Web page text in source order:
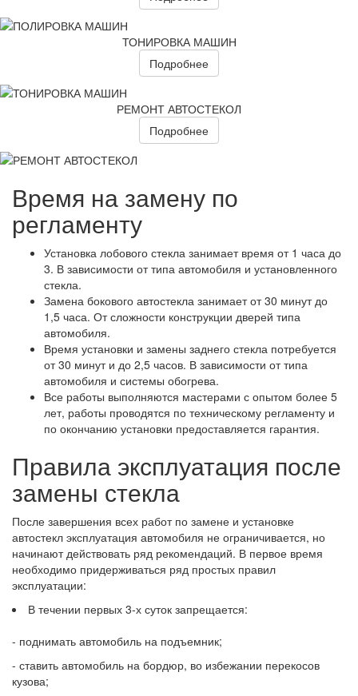
ТОНИРОВКА МАШИН
Подробнее
РЕМОНТ АВТОСТЕКОЛ
Подробнее
Время на замену по
регламенту
Установка лобового стекла занимает время от 1 часа до
3. В зависимости от типа автомобиля и установленного
стекла.
Замена бокового автостекла занимает от 30 минут до
1,5 часа. От сложности конструкции дверей типа
автомобиля.
Время установки и замены заднего стекла потребуется
от 30 минут и до 2,5 часов. В зависимости от типа
автомобиля и системы обогрева.
Все работы выполняются мастерами с опытом более 5
лет, работы проводятся по техническому регламенту и
по окончанию установки предоставляется гарантия.
Правила эксплуатация после
замены стекла
После завершения всех работ по замене и установке
автостекл эксплуатация автомобиля не ограничивается, но
начинают действовать ряд рекомендаций. В первое время
необходимо придерживаться ряд простых правил
эксплуатации:
В течении первых 3-х суток запрещается:
- поднимать автомобиль на подъемник;
- ставить автомобиль на бордюр, во избежании перекосов
кузова;